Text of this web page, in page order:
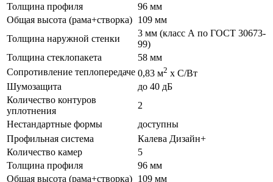
Толщина профиля
96 мм
Общая высота (рама+створка) 109 мм
Толщина наружной стенки
3 мм (класс А по ГОСТ 30673-
99)
Толщина стеклопакета
58 мм
Сопротивление теплопередаче 0,83 м2 х С/Вт
Шумозащита
до 40 дБ
Количество контуров
уплотнения
2
Нестандартные формы
доступны
Профильная система
Калева Дизайн+
Количество камер
5
Толщина профиля
96 мм
Общая высота (рама+створка) 109 мм